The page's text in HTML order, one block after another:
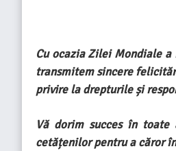
Cu ocazia Zilei Mondiale
transmitem sincere
privire la drepturile și
Vă dorim succes în
cetățenilor pentru a căror